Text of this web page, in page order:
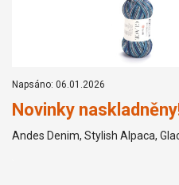
Napsáno: 06.01.2026
Novinky
Andes Denim, Stylish Alpaca,